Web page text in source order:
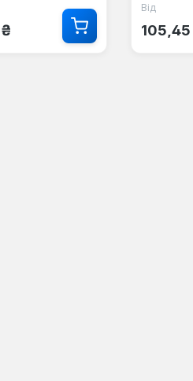
ціна: Від